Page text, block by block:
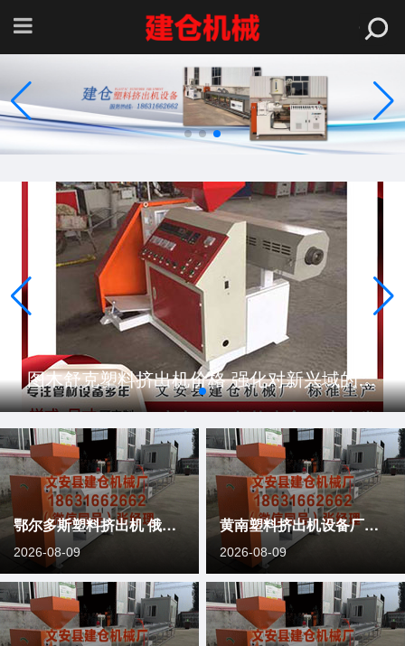
吕梁塑料管材设备厂家 长城天赋葡园精选级赤霞珠干红葡萄酒 整
巴中塑料管材生产线 怎么样选择变速箱滤网？
图木舒克塑料挤出机价格 强化对新兴域的认知理解
吕梁塑料管材设备厂家 长城天赋葡园精选级赤霞珠干红葡萄酒 整
巴中塑料管材生产线 怎么样选择变速箱滤网？
鄂尔多斯塑料挤出机 俄罗斯“金环”夏季好意思景
2026-08-09
黄南塑料挤出机设备厂家 罗马诺阐述: 利物浦租赁签下巴萨后卫
2026-08-09